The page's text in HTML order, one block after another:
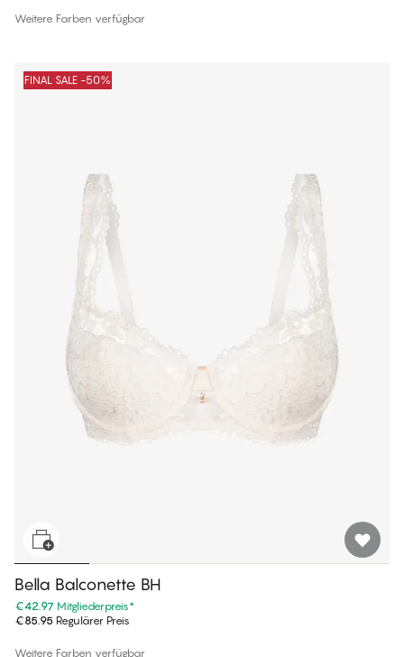
Weitere Farben verfügbar
FINAL SALE -50%
Bella Balconette BH
€42.97 Mitgliederpreis*
€85.95 Regulärer Preis
Weitere Farben verfügbar